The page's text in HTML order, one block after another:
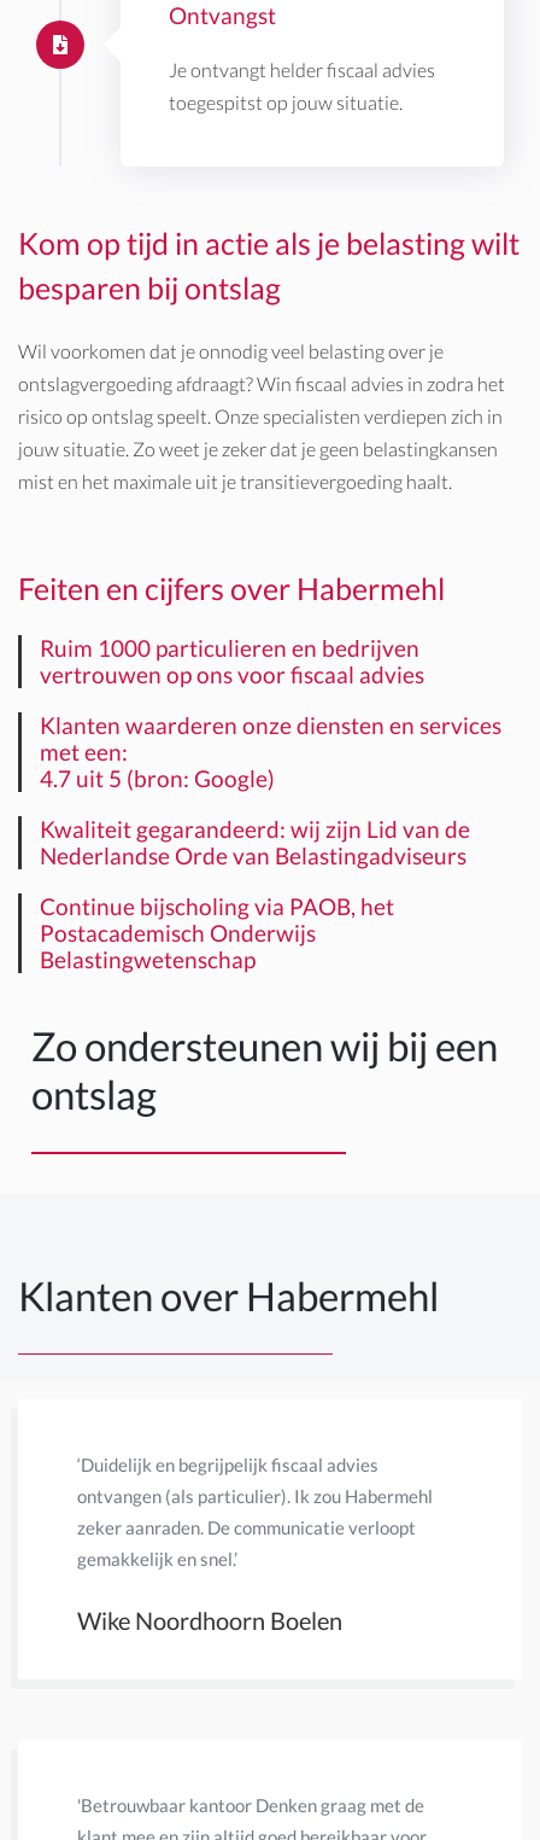
Zo ondersteunen wij bij een
ontslag
Ontvangst
Je ontvangt helder fiscaal advies
toegespitst op jouw situatie.
Kom op tijd in actie als je belasting wilt
besparen bij ontslag
Wil voorkomen dat je onnodig veel belasting over je
ontslagvergoeding afdraagt? Win fiscaal advies in zodra het
risico op ontslag speelt. Onze specialisten verdiepen zich in
jouw situatie. Zo weet je zeker dat je geen belastingkansen
mist en het maximale uit je transitievergoeding haalt.
Feiten en cijfers over Habermehl
Ruim 1000 particulieren en bedrijven
vertrouwen op ons voor fiscaal advies
Klanten waarderen onze diensten en services
met een:
4.7 uit 5 (bron: Google)
Kwaliteit gegarandeerd: wij zijn Lid van de
Nederlandse Orde van Belastingadviseurs
Continue bijscholing via PAOB, het
Postacademisch Onderwijs
Belastingwetenschap
Klanten over Habermehl
‘Duidelijk en begrijpelijk fiscaal advies
ontvangen (als particulier). Ik zou Habermehl
zeker aanraden. De communicatie verloopt
gemakkelijk en snel.’
Wike Noordhoorn Boelen
'Betrouwbaar kantoor Denken graag met de